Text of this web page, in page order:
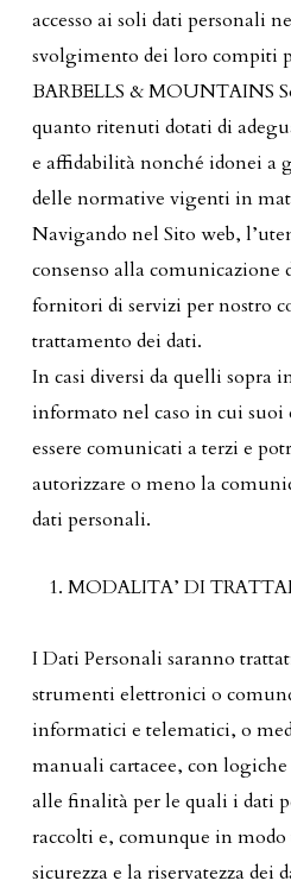
accesso ai soli dati personali
svolgimento dei loro compiti
BARBELLS & MOUNTAINS
quanto ritenuti dotati di
e affidabilità nonché idonei a
delle normative vigenti in
Navigando nel Sito web,
consenso alla comunicazione
fornitori di servizi per nostro
trattamento dei dati.
In casi diversi da quelli sopra
informato nel caso in cui suoi
essere comunicati a terzi e
autorizzare o meno la
dati personali.
MODALITA’ DI
I Dati Personali saranno
strumenti elettronici o
informatici e telematici, o
manuali cartacee, con
alle finalità per le quali i dati
raccolti e, comunque in
sicurezza e la riservatezza dei